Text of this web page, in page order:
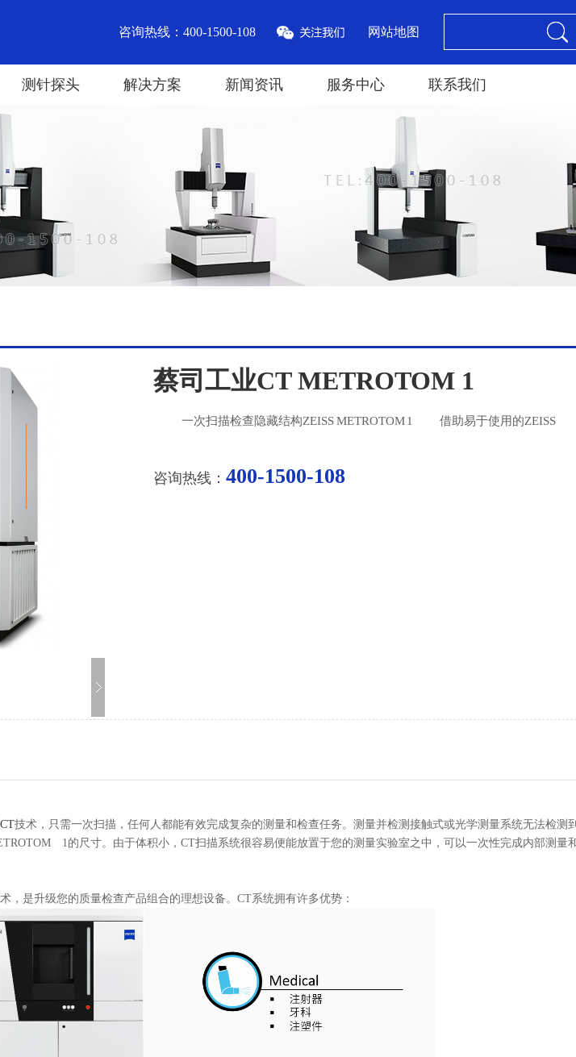
网站地图
咨询热线：400-1500-108
测针探头 解决方案 新闻资讯 服务中心 联系我们
蔡司工业CT METROTOM 1
一次扫描检查隐藏结构ZEISS METROTOM 1 借助易于使用的ZEISS
测量和检
咨询热线： 400-1500-108
技术，只需一次扫描，任何人都能有效完成复杂的测量和检查任务。测量并检测接触式或光学测量系统无法检测
1的尺寸。由于体积小，CT扫描系统很容易便能放置于您的测量实验室之中，可以一次性完成内部测量
，是升级您的质量检查产品组合的理想设备。CT系统拥有许多优势：